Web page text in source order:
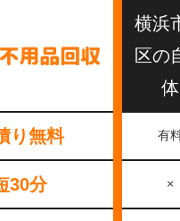
横浜
区の
体
り無料 有
30分 ×